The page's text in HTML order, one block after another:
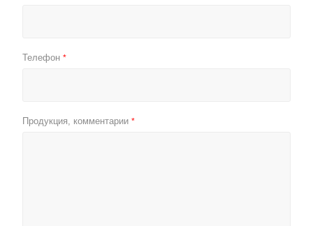
Телефон *
Продукция, комментарии *